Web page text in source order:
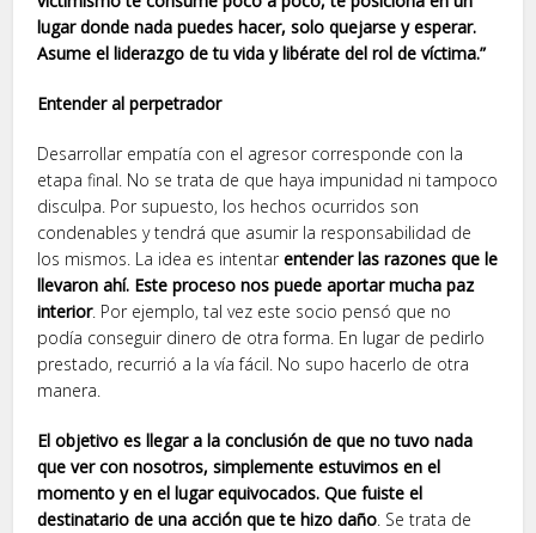
lugar donde nada puedes hacer, solo quejarse y esperar.
Asume el liderazgo de tu vida y libérate del rol de víctima.”
Entender al perpetrador
Desarrollar empatía con el agresor corresponde con la
etapa final. No se trata de que haya impunidad ni tampoco
disculpa. Por supuesto, los hechos ocurridos son
condenables y tendrá que asumir la responsabilidad de
los mismos. La idea es intentarentender las razones que le
llevaron ahí. Este proceso nos puede aportar mucha paz
interior. Por ejemplo, tal vez este socio pensó que no
podía conseguir dinero de otra forma. En lugar de pedirlo
prestado, recurrió a la vía fácil. No supo hacerlo de otra
manera.
El objetivo es llegar a la conclusión de que no tuvo nada
que ver con nosotros, simplemente estuvimos en el
momento y en el lugar equivocados. Que fuiste el
destinatario de una acción que te hizo daño. Se trata de